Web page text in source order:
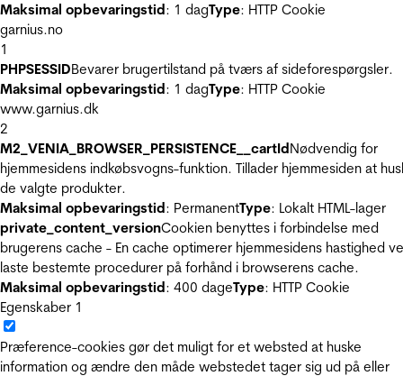
Maksimal opbevaringstid: 1 dagType: HTTP Cookie
garnius.no
1
PHPSESSIDBevarer brugertilstand på tværs af sideforespørgsler.
Maksimal opbevaringstid: 1 dagType: HTTP Cookie
www.garnius.dk
2
M2_VENIA_BROWSER_PERSISTENCE__cartIdNødvendig for
hjemmesidens indkøbsvogns-funktion. Tillader hjemmesiden at
de valgte produkter.
Maksimal opbevaringstid: PermanentType: Lokalt HTML-lager
private_content_versionCookien benyttes i forbindelse med
brugerens cache - En cache optimerer hjemmesidens hastighed
laste bestemte procedurer på forhånd i browserens cache.
Maksimal opbevaringstid: 400 dageType: HTTP Cookie
Egenskaber 1
Præference-cookies gør det muligt for et websted at huske
information og ændre den måde webstedet tager sig ud på eller